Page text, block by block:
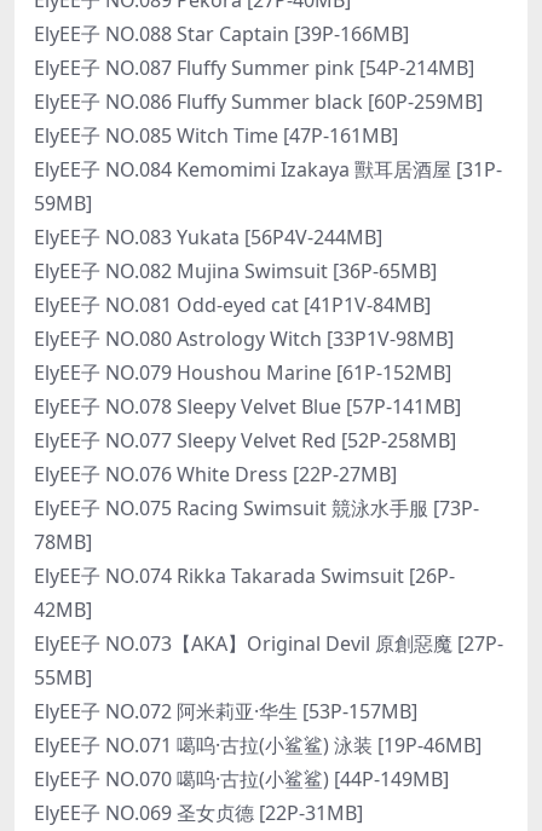
ElyEE子 NO.088 Star Captain [39P-166MB]
ElyEE子 NO.087 Fluffy Summer pink [54P-214MB]
ElyEE子 NO.086 Fluffy Summer black [60P-259MB]
ElyEE子 NO.085 Witch Time [47P-161MB]
ElyEE子 NO.084 Kemomimi Izakaya 獸耳居酒屋 [31P-
59MB]
ElyEE子 NO.083 Yukata [56P4V-244MB]
ElyEE子 NO.082 Mujina Swimsuit [36P-65MB]
ElyEE子 NO.081 Odd-eyed cat [41P1V-84MB]
ElyEE子 NO.080 Astrology Witch [33P1V-98MB]
ElyEE子 NO.079 Houshou Marine [61P-152MB]
ElyEE子 NO.078 Sleepy Velvet Blue [57P-141MB]
ElyEE子 NO.077 Sleepy Velvet Red [52P-258MB]
ElyEE子 NO.076 White Dress [22P-27MB]
ElyEE子 NO.075 Racing Swimsuit 競泳水手服 [73P-
78MB]
ElyEE子 NO.074 Rikka Takarada Swimsuit [26P-
42MB]
ElyEE子 NO.073【AKA】Original Devil 原創惡魔 [27P-
55MB]
ElyEE子 NO.072 阿米莉亚·华生 [53P-157MB]
ElyEE子 NO.071 噶呜·古拉(小鲨鲨) 泳装 [19P-46MB]
ElyEE子 NO.070 噶呜·古拉(小鲨鲨) [44P-149MB]
ElyEE子 NO.069 圣女贞德 [22P-31MB]